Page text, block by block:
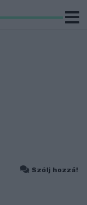
Szólj hozzá!